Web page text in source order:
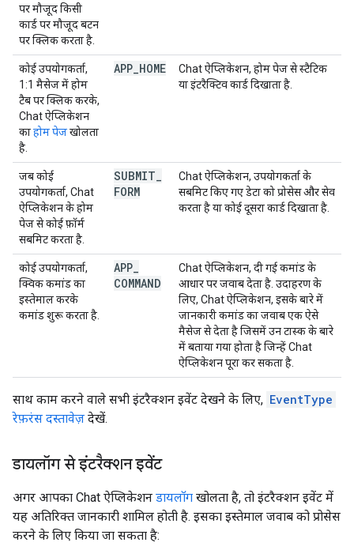
पर मौजूद किसी
कार्ड पर मौजूद बटन
पर क्लिक करता है.
कोई उपयोगकर्ता,
1:1 मैसेज मेंहोम
टैब पर क्लिक करके,
Chat ऐप्लिकेशन
काहोम पेजखोलता
है.
APP HOME
Chat ऐप्लिकेशन, होम पेज से स्टैटिक
या इंटरैक्टिव कार्ड दिखाता है.
जब कोई
उपयोगकर्ता, Chat
ऐप्लिकेशन के होम
पेज से कोई फ़ॉर्म
सबमिट करता है.
SUBMIT
FORM
Chat ऐप्लिकेशन, उपयोगकर्ता के
सबमिट किए गए डेटा को प्रोसेस और सेव
करता है या कोई दूसरा कार्ड दिखाता है.
कोई उपयोगकर्ता,
क्विक कमांड का
इस्तेमाल करके
कमांड शुरू करता है.
APP
COMMAND
Chat ऐप्लिकेशन, दी गई कमांड के
आधार पर जवाब देता है. उदाहरण के
लिए, Chat ऐप्लिकेशन, इसके बारे में
जानकारीकमांड का जवाब एक ऐसे
मैसेज से देता है जिसमें उन टास्क के बारे
में बताया गया होता है जिन्हें Chat
ऐप्लिकेशन पूरा कर सकता है.
साथ काम करने वाले सभी इंटरैक्शन इवेंट देखने के लिए, EventType
रेफ़रंस दस्तावेज़ देखें.
डायलॉग से इंटरैक्शन इवेंट
अगर आपका Chat ऐप्लिकेशन डायलॉग खोलता है, तो इंटरैक्शन इवेंट में
यह अतिरिक्त जानकारी शामिल होती है. इसका इस्तेमाल जवाब को प्रोसेस
करने के लिए किया जा सकता है: